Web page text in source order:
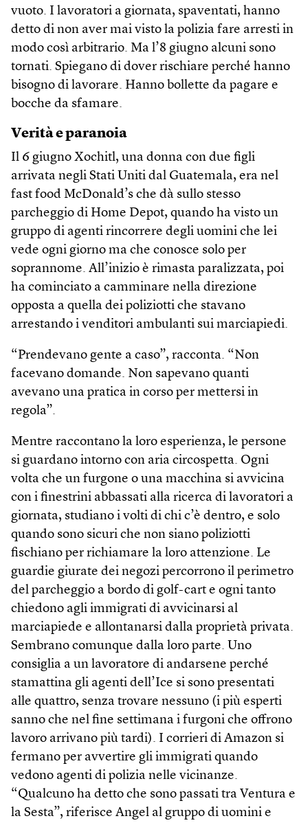
vuoto. I lavoratori a giornata, spaventati, hanno
detto di non aver mai visto la polizia fare arresti in
modo così arbitrario. Ma l’8 giugno alcuni sono
tornati. Spiegano di dover rischiare perché hanno
bisogno di lavorare. Hanno bollette da pagare e
bocche da sfamare.
Verità e paranoia
Il 6 giugno Xochitl, una donna con due figli
arrivata negli Stati Uniti dal Guatemala, era nel
fast food McDonald’s che dà sullo stesso
parcheggio di Home Depot, quando ha visto un
gruppo di agenti rincorrere degli uomini che lei
vede ogni giorno ma che conosce solo per
soprannome. All’inizio è rimasta paralizzata, poi
ha cominciato a camminare nella direzione
opposta a quella dei poliziotti che stavano
arrestando i venditori ambulanti sui marciapiedi.
“Prendevano gente a caso”, racconta. “Non
facevano domande. Non sapevano quanti
avevano una pratica in corso per mettersi in
regola”.
Mentre raccontano la loro esperienza, le persone
si guardano intorno con aria circospetta. Ogni
volta che un furgone o una macchina si avvicina
con i finestrini abbassati alla ricerca di lavoratori a
giornata, studiano i volti di chi c’è dentro, e solo
quando sono sicuri che non siano poliziotti
fischiano per richiamare la loro attenzione. Le
guardie giurate dei negozi percorrono il perimetro
del parcheggio a bordo di golf-cart e ogni tanto
chiedono agli immigrati di avvicinarsi al
marciapiede e allontanarsi dalla proprietà privata.
Sembrano comunque dalla loro parte. Uno
consiglia a un lavoratore di andarsene perché
stamattina gli agenti dell’Ice si sono presentati
alle quattro, senza trovare nessuno (i più esperti
sanno che nel fine settimana i furgoni che offrono
lavoro arrivano più tardi). I corrieri di Amazon si
fermano per avvertire gli immigrati quando
vedono agenti di polizia nelle vicinanze.
“Qualcuno ha detto che sono passati tra Ventura e
la Sesta”, riferisce Angel al gruppo di uomini e